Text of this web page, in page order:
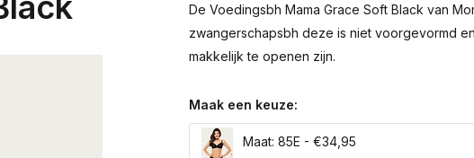
De Voedingsbh Mama Grace Soft Black van
zwangerschapsbh deze is niet voorgevormd
makkelijk te openen zijn.
Maak een keuze:
Maat: 85E - €34,95